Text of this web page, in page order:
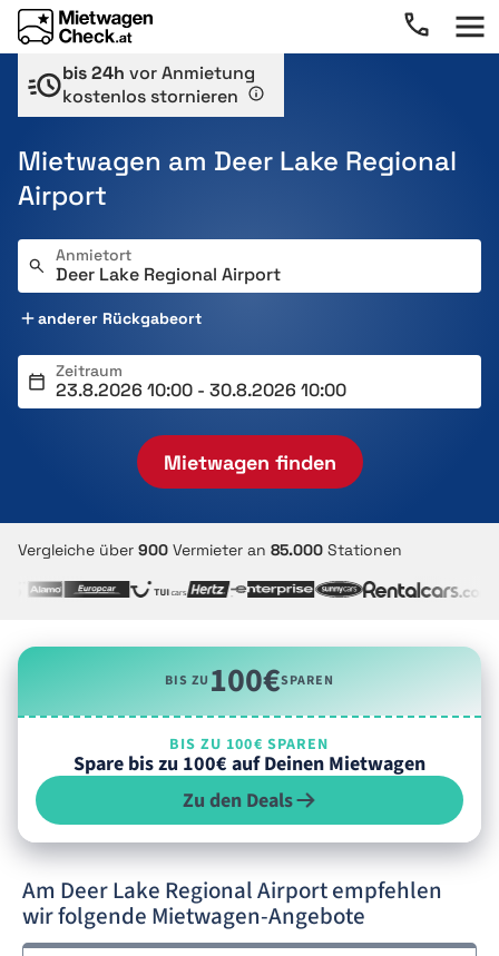
bis 24h vor Anmietung
kostenlos stornieren
Mietwagen am Deer Lake Regional
Airport
Anmietort
anderer Rückgabeort
Zeitraum
Mietwagen finden
Vergleiche über 900 Vermieter an 85.000 Stationen
BIS ZU100€SPAREN
BIS ZU 100€ SPAREN
Spare bis zu 100€ auf Deinen Mietwagen
Zu den Deals
Am Deer Lake Regional Airport empfehlen
wir folgende Mietwagen-Angebote